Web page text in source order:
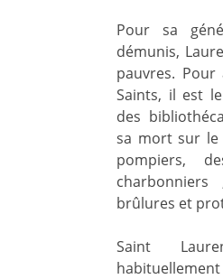
Pour sa
démunis,
pauvres.
Saints, il est
des
sa mort sur
pompiers,
brûlures et
Saint